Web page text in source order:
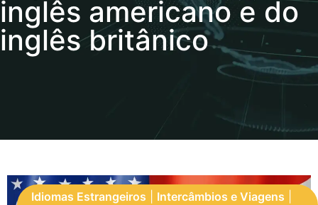
inglês americano e do
inglês britânico
Idiomas Estrangeiros Intercâmbios e Viagens